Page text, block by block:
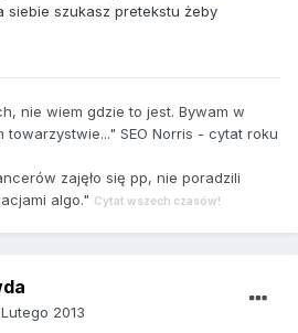
siebie szukasz pretekstu żeby
nie wiem gdzie to jest. Bywam w
SEO Norris - cytat roku
zajęło się pp, nie poradzili
algo." Cytat wszech czasów!
2013